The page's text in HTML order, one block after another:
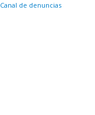
Canal de denuncias